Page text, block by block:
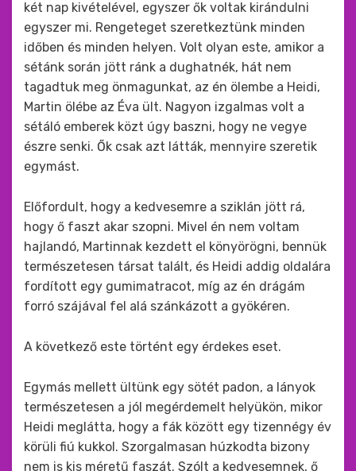
két nap kivételével, egyszer ők voltak kirándulni
egyszer mi. Rengeteget szeretkeztünk minden
időben és minden helyen. Volt olyan este, amikor a
sétánk során jött ránk a dughatnék, hát nem
tagadtuk meg önmagunkat, az én ölembe a Heidi,
Martin ölébe az Éva ült. Nagyon izgalmas volt a
sétáló emberek közt úgy baszni, hogy ne vegye
észre senki. Ők csak azt látták, mennyire szeretik
egymást.
Előfordult, hogy a kedvesemre a sziklán jött rá,
hogy ő faszt akar szopni. Mivel én nem voltam
hajlandó, Martinnak kezdett el könyörögni, bennük
természetesen társat talált, és Heidi addig oldalára
fordított egy gumimatracot, míg az én drágám
forró szájával fel alá szánkázott a gyökéren.
A következő este történt egy érdekes eset.
Egymás mellett ültünk egy sötét padon, a lányok
természetesen a jól megérdemelt helyükön, mikor
Heidi meglátta, hogy a fák között egy tizennégy év
körüli fiú kukkol. Szorgalmasan húzkodta bizony
nem is kis méretű faszát. Szólt a kedvesemnek, ő